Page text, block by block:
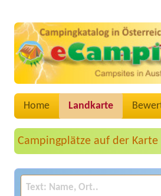
Home Landkarte
Campingplätze auf der Karte